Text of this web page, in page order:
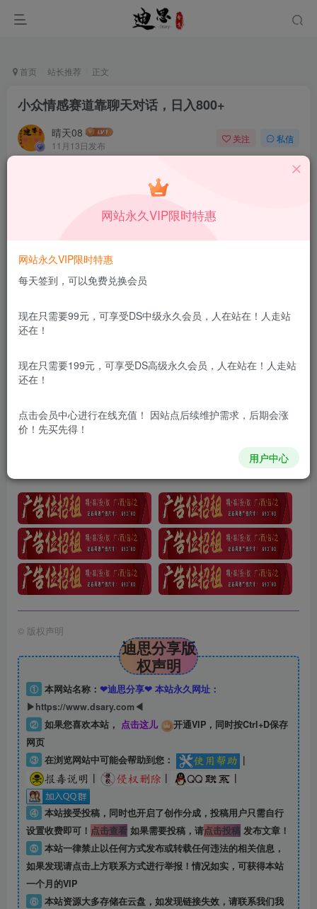
首页 站长推荐 正文
小众情感赛道靠聊天对话，日入800+
晴天08
11月13日发布
关注 私信
本站所有内容来自互联网收集，仅供学习和交流，请勿用于商业
用途。如有侵权、不妥之处，请第一时间联系我们删除！
小众情感赛道靠聊天对话，日入800+
课程目录
项目介绍
© 版权声明
迪思分享版
权声明
① 本网站名称： ❤迪思分享❤ 本站永久网址：
▶https://www.dsary.com◀
② 如果您喜欢本站， 点击这儿
开通VIP，同时按Ctrl+D保存
网页
③ 在浏览网站中可能会帮助到您：
|
|
| |
④ 本站接受投稿，同时也开启了创作分成，投稿用户只需自行
设置收费即可！ 点击查看如果需要投稿，请点击投稿发布文章！
⑤ 本站一律禁止以任何方式发布或转载任何违法的相关信息，
如果发现请点击上方联系方式进行举报！情况如实，可获得本站
一个月的VIP
⑥ 本站资源大多存储在云盘，如发现链接失效，请联系我们我
网站永久VIP限时特惠
网站永久VIP限时特惠
每天签到，可以免费兑换会员
现在只需要99元，可享受DS中级永久会员，人在站在！人走站
还在！
现在只需要199元，可享受DS高级永久会员，人在站在！人走站
还在！
点击会员中心进行在线充值！ 因站点后续维护需求，后期会涨
价！先买先得！
用户中心